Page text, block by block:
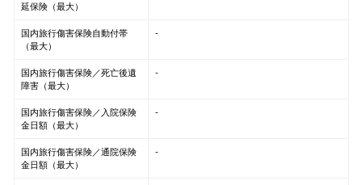
延保険（最大）
国内旅行傷害保険自動付帯
（最大）
-
国内旅行傷害保険／死亡後遺
障害（最大）
-
国内旅行傷害保険／入院保険
金日額（最大）
-
国内旅行傷害保険／通院保険
金日額（最大）
-